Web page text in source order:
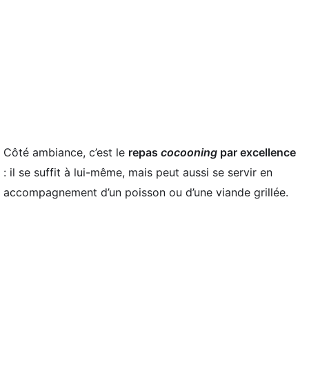
Côté ambiance, c’est le repas cocooning par excellence
: il se suffit à lui-même, mais peut aussi se servir en
accompagnement d’un poisson ou d’une viande grillée.